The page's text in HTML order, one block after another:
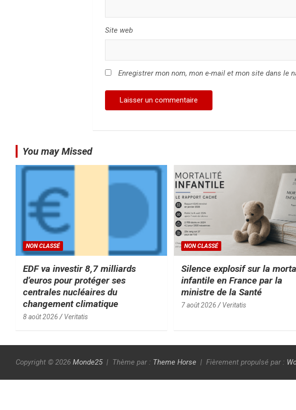
Site web
Enregistrer mon nom, mon e-mail et mon site dans le
You may Missed
NON CLASSÉ
EDF va investir 8,7 milliards
d’euros pour protéger ses
centrales nucléaires du
changement climatique
8 août 2026 Veritatis
NON CLASSÉ
Silence explosif sur la
infantile en France par la
ministre de la Santé
7 août 2026 Veritatis
Copyright © 2026 Monde25 Thème par : Theme Horse Fièrement propulsé par :